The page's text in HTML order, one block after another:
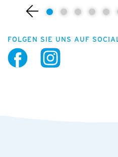
FOLGEN SIE UNS AUF